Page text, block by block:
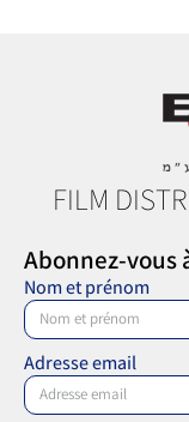
Abonnez-vous
Nom et prénom
Adresse email
FILM